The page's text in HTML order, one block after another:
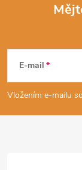
a
í
p
p
a
E-mail
Vložením e-mailu